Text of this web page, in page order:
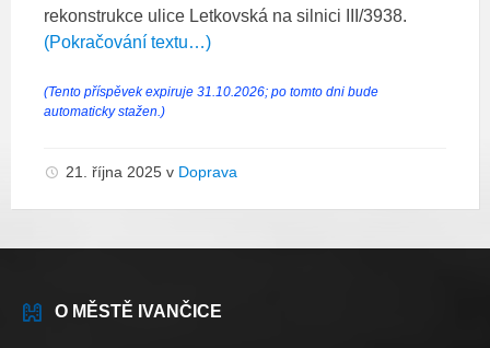
rekonstrukce ulice Letkovská na silnici III/3938.
(Pokračování textu…)
(Tento příspěvek expiruje 31.10.2026; po tomto dni bude
automaticky stažen.)
21. října 2025 v Doprava
O MĚSTĚ IVANČICE